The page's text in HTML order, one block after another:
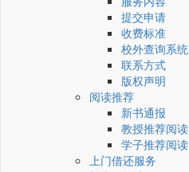
提交申请
收费标准
校外查询系统
联系方式
版权声明
阅读推荐
新书通报
教授推荐阅读
学子推荐阅读
上门借还服务